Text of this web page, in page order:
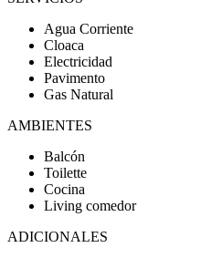
Agua Corriente
Cloaca
Electricidad
Pavimento
Gas Natural
AMBIENTES
Balcón
Toilette
Cocina
Living comedor
ADICIONALES